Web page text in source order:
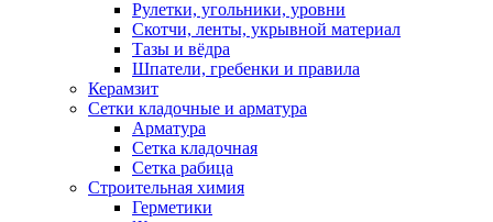
Рулетки, угольники, уровни
Скотчи, ленты, укрывной материал
Тазы и вёдра
Шпатели, гребенки и правила
Керамзит
Сетки кладочные и арматура
Арматура
Сетка кладочная
Сетка рабица
Строительная химия
Герметики